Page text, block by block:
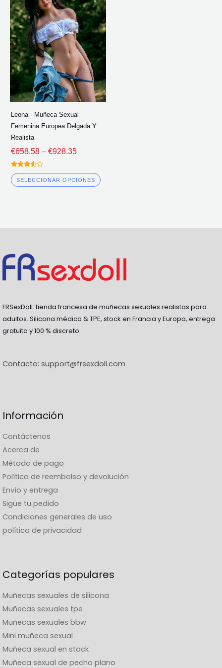
Leona - Muñeca Sexual
Femenina Europea Delgada Y
Realista
€658.58 – €928.35
precios:
€658.58
a
través
de
€928.35
Calificado
3.50
fuera de
SELECCIONAR OPCIONES
tiene
múltiples
variantes.
Las
opciones
se
pueden
FRSexDoll: tienda francesa de muñecas sexuales realistas para
adultos. Silicona médica & TPE, stock en Francia y Europa, entrega
gratuita y 100 % discreto.
Contacto: support@frsexdoll.com
Información
Contáctenos
Acerca de
Método de pago
Política de reembolso y devolución
Envío y entrega
Sigue tu pedido
Condiciones generales de uso
política de privacidad
Categorías populares
Muñecas sexuales de silicona
Muñecas sexuales tpe
Muñecas sexuales bbw
Mini muñeca sexual
Muñeca sexual en stock
Muñeca sexual de pecho plano